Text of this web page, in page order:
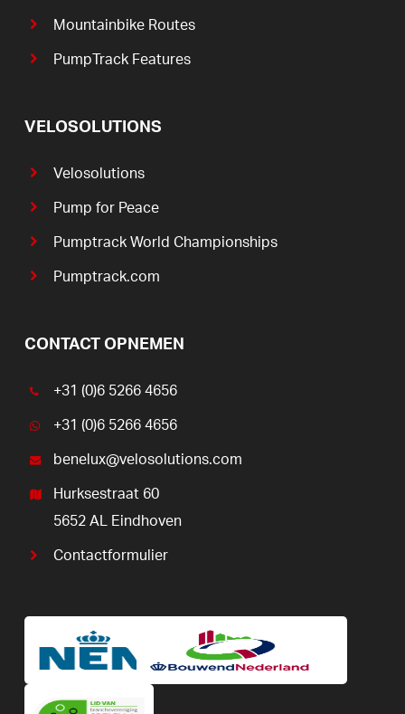
Mountainbike Routes
PumpTrack Features
VELOSOLUTIONS
Velosolutions
Pump for Peace
Pumptrack World Championships
Pumptrack.com
CONTACT OPNEMEN
+31 (0)6 5266 4656
+31 (0)6 5266 4656
benelux@velosolutions.com
Hurksestraat 60
5652 AL Eindhoven
Contactformulier